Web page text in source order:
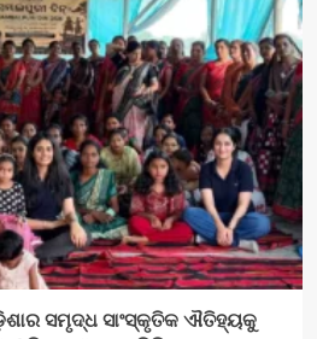
ସମୃଦ୍ଧ ସାଂସ୍କୃତିକ ଐତିହ୍ୟକୁ